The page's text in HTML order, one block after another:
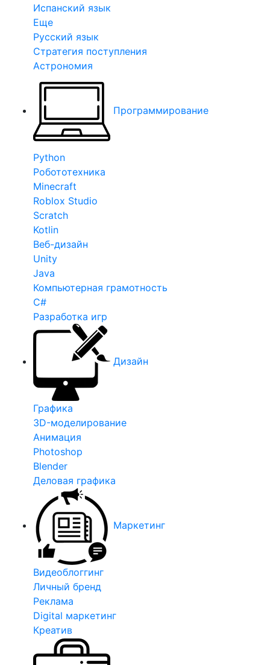
Испанский язык
Еще
Русский язык
Стратегия поступления
Астрономия
Программирование
Python
Робототехника
Minecraft
Roblox Studio
Scratch
Kotlin
Веб-дизайн
Unity
Java
Компьютерная грамотность
C#
Разработка игр
Дизайн
Графика
3D-моделирование
Анимация
Photoshop
Blender
Деловая графика
Маркетинг
Видеоблоггинг
Личный бренд
Реклама
Digital маркетинг
Креатив